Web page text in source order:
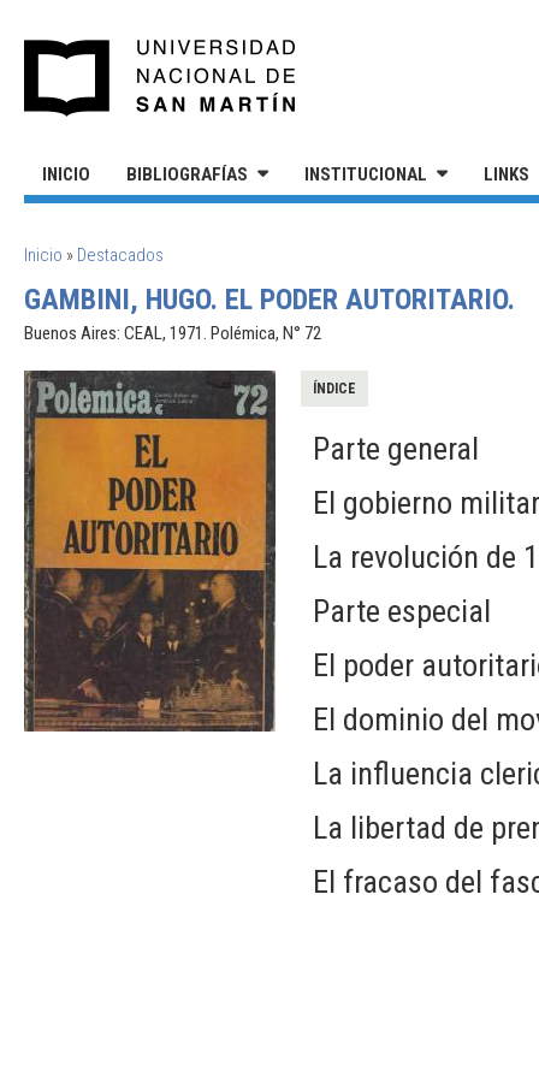
INICIO BIBLIOGRAFÍAS INSTITUCIONAL LINKS
SE ENCUENTRA USTED AQUÍ
Inicio » Destacados
GAMBINI, HUGO. EL PODER AUTORITARIO.
Buenos Aires: CEAL, 1971. Polémica, N° 72
ÍNDICE
Parte general
El gobierno
La revolución de
Parte especial
El poder
El dominio del
La influencia
La libertad de
El fracaso del